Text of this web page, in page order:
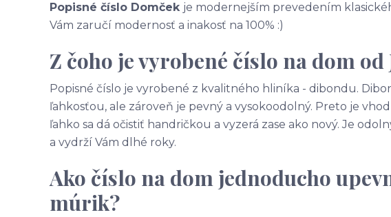
Popisné číslo Domček je modernejším prevedením
Vám zaručí modernosť a inakosť na 100% :)
Z čoho je vyrobené číslo na dom od
Popisné číslo je vyrobené z kvalitného hliníka - dibondu.
ľahkosťou, ale zároveň je pevný a vysokoodolný. Preto je
ľahko sa dá očistiť handričkou a vyzerá zase ako nový. Je
a vydrží Vám dlhé roky.
Ako číslo na dom jednoducho
múrik?